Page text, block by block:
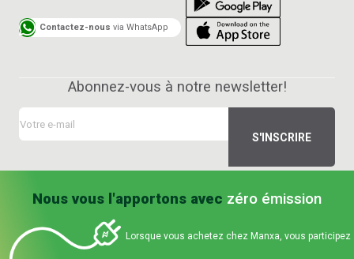
Contactez-nous via WhatsApp
Abonnez-vous à notre newsletter!
Nous vous l'apportons avec zéro émission
Lorsque vous achetez chez Manxa, vous participez